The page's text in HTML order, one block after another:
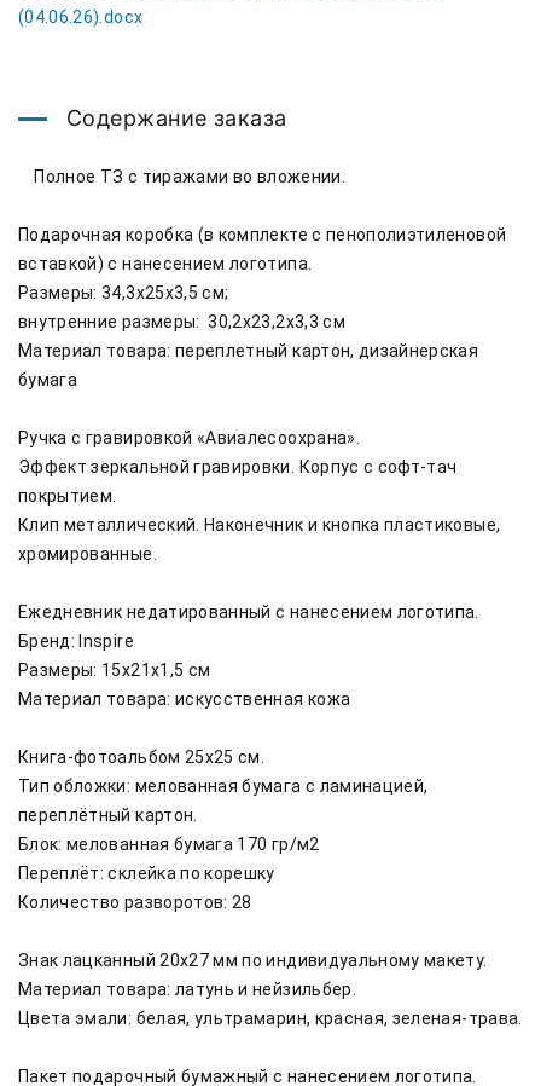
(04.06.26).docx
Содержание заказа
    Полное ТЗ с тиражами во вложении.
Подарочная коробка (в комплекте с пенополиэтиленовой
вставкой) с нанесением логотипа.
Размеры: 34,3х25х3,5 см;
внутренние размеры:  30,2х23,2х3,3 см
Материал товара: переплетный картон, дизайнерская
бумага
Ручка с гравировкой «Авиалесоохрана».
Эффект зеркальной гравировки. Корпус с софт-тач
покрытием.
Клип металлический. Наконечник и кнопка пластиковые,
хромированные.
Ежедневник недатированный с нанесением логотипа.
Бренд: Inspire
Размеры: 15х21х1,5 см
Материал товара: искусственная кожа
Книга-фотоальбом 25х25 см.
Тип обложки: мелованная бумага с ламинацией,
переплётный картон.
Блок: мелованная бумага 170 гр/м2
Переплёт: склейка по корешку
Количество разворотов: 28
Знак лацканный 20х27 мм по индивидуальному макету.
Материал товара: латунь и нейзильбер.
Цвета эмали: белая, ультрамарин, красная, зеленая-трава.
Пакет подарочный бумажный с нанесением логотипа.